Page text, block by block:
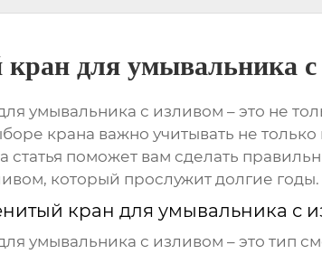
для умывальника с
умывальника с изливом – это не
крана важно учитывать не
статья поможет вам сделать
, который прослужит долгие годы.
кран для умывальника с
умывальника с изливом – это тип